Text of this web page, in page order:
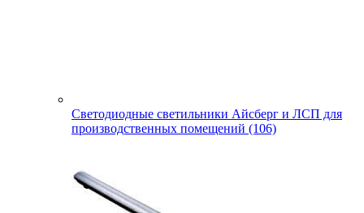
Светодиодные светильники Айсберг и ЛСП для
производственных помещений (106)